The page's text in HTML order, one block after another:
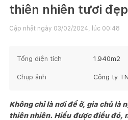
thiên nhiên tươi
Cập nhật ngày 03/02/2024, lúc 00:48
Tổng diện tích 1.940m2
Chụp ảnh Công ty
Không chỉ là nơi để ở, gia chủ là
thiên nhiên. Hiểu được điều đó,